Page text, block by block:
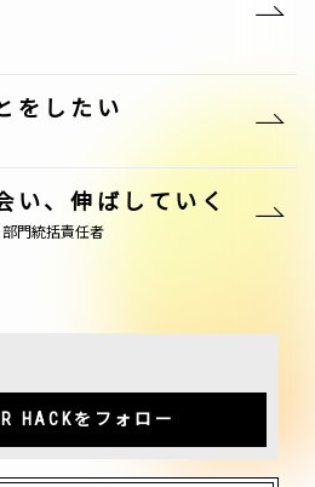
をしたい
い、伸ばしていく
門統括責任者
HACKをフォロー